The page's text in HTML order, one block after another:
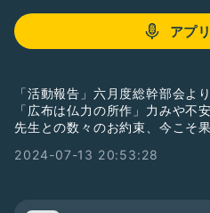
アプ
「活動報告」六月度総幹部会より
「広布は仏力の所作」力みや不
先生との数々のお約束、今こそ
2024-07-13 20:53:28